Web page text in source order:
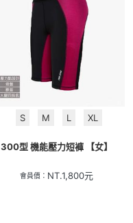
S M L XL
300型 機能壓力短褲 【女】
會員價： NT.1,800元